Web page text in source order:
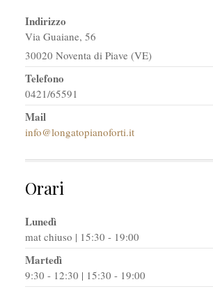
Indirizzo
Via Guaiane, 56
30020 Noventa di Piave (VE)
Telefono
0421/65591
Mail
info@longatopianoforti.it
Orari
Lunedì
mat chiuso | 15:30 - 19:00
Martedì
9:30 - 12:30 | 15:30 - 19:00